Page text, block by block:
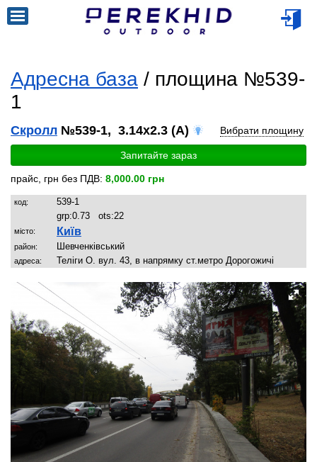
Адресна база / площина №539-
1
Скролл №539-1, 3.14x2.3 (A) Вибрати площину
Запитайте зараз
прайс, грн без ПДВ: 8,000.00 грн
код:
539-1
grp:0.73 ots:22
місто: Київ
район: Шевченківський
адреса: Теліги О. вул. 43, в напрямку ст.метро Дорогожичі